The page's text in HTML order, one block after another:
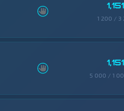
1,151
1 200 / 3
1,151
5 000 / 1